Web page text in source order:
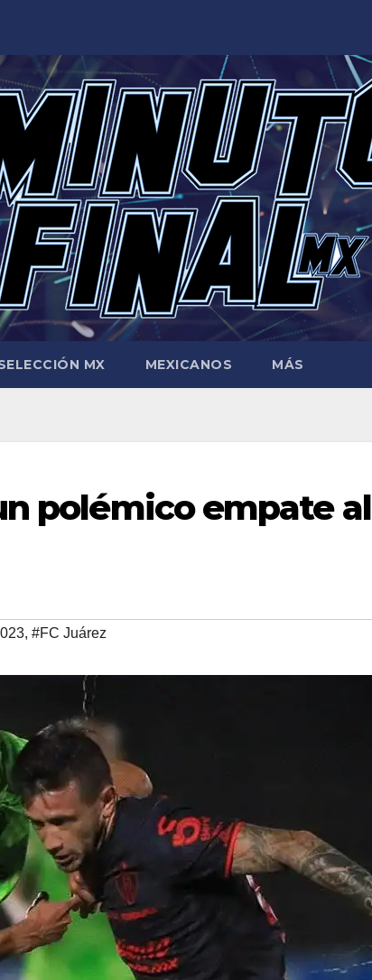
MX MEXICANOS MÁS
polémico empate al
, #FC Juárez